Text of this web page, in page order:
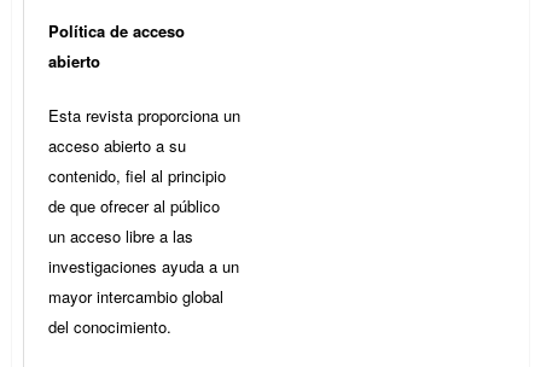
Política de acceso
abierto
Esta revista proporciona un
acceso abierto a su
contenido, fiel al principio
de que ofrecer al público
un acceso libre a las
investigaciones ayuda a un
mayor intercambio global
del conocimiento.